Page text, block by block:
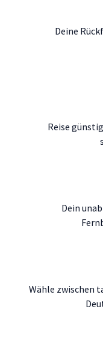
Deine
Reise
Dein
Wähle zwischen